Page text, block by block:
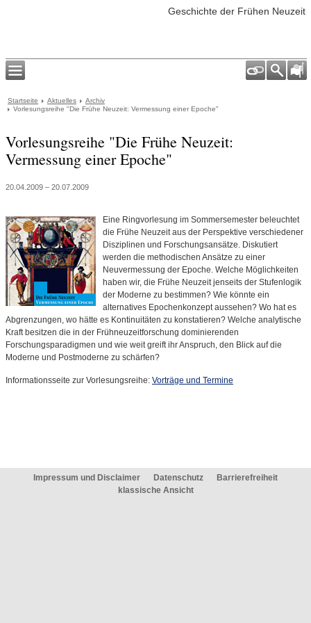
Geschichte der Frühen Neuzeit
Startseite Aktuelles
Archiv
Vorlesungsreihe "Die Frühe Neuzeit: Vermessung einer Epoche"
Vorlesungsreihe "Die Frühe Neuzeit:
Vermessung einer Epoche"
20.04.2009 – 20.07.2009
Eine Ringvorlesung im Sommersemester beleuchtet
die Frühe Neuzeit aus der Perspektive verschiedener
Disziplinen und Forschungsansätze. Diskutiert
werden die methodischen Ansätze zu einer
Neuvermessung der Epoche. Welche Möglichkeiten
haben wir, die Frühe Neuzeit jenseits der Stufenlogik
der Moderne zu bestimmen? Wie könnte ein
alternatives Epochenkonzept aussehen? Wo hat es
Abgrenzungen, wo hätte es Kontinuitäten zu konstatieren? Welche analytische
Kraft besitzen die in der Frühneuzeitforschung dominierenden
Forschungsparadigmen und wie weit greift ihr Anspruch, den Blick auf die
Moderne und Postmoderne zu schärfen?
Informationsseite zur Vorlesungsreihe: Vorträge und Termine
Impressum und Disclaimer Datenschutz
Barrierefreiheit
klassische Ansicht